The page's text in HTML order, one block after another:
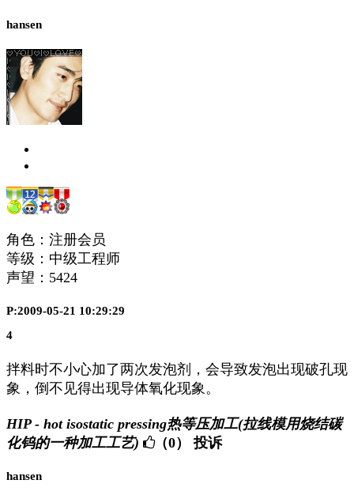
hansen
角色：注册会员
等级：中级工程师
声望： 5424
P:2009-05-21 10:29:29
4
拌料时不小心加了两次发泡剂，会导致发泡出现破孔现
象，倒不见得出现导体氧化现象。
HIP - hot isostatic pressing热等压加工(拉线模用烧结碳
化钨的一种加工工艺)
（0） 投诉
hansen